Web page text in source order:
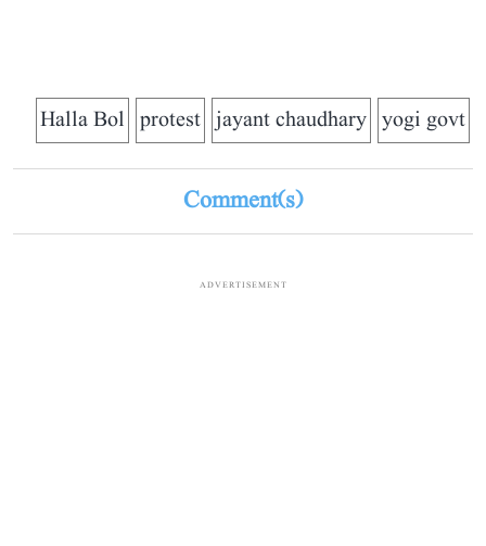
yogi govt
jayant chaudhary
protest
Halla Bol
Comment(s)
ADVERTISEMENT